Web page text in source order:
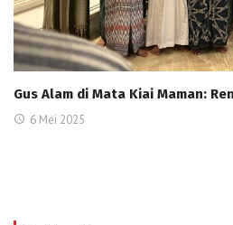
Gus Alam di Mata Kiai Maman:
6 Mei 2025